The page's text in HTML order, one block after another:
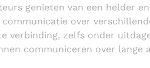
genieten van een helder
over
verbinding, zelfs onder
communiceren over lange